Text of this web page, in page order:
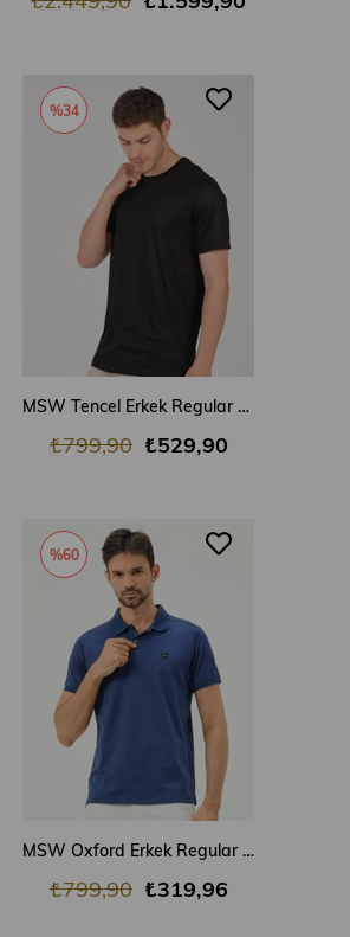
SEPETE EKLE
MSW Tencel Erkek Regular Fit Siyah Bisiklet Yaka T-shirt
₺529,90
₺799,90
%34
SEPETE EKLE
MSW Oxford Erkek Regular Fit Marin Polo Yaka T-shirt
₺319,96
₺799,90
%60